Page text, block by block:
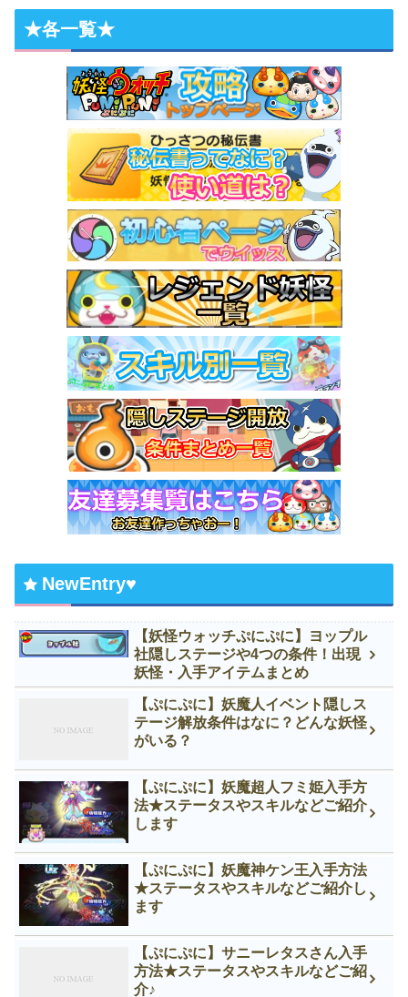
★各一覧★
NewEntry♥
【妖怪ウォッチぷにぷに】ヨップル
社隠しステージや4つの条件！出現
妖怪・入手アイテムまとめ
【ぷにぷに】妖魔人イベント隠しス
テージ解放条件はなに？どんな妖怪
がいる？
【ぷにぷに】妖魔超人フミ姫入手方
法★ステータスやスキルなどご紹介
します
【ぷにぷに】妖魔神ケン王入手方法
★ステータスやスキルなどご紹介し
ます
【ぷにぷに】サニーレタスさん入手
方法★ステータスやスキルなどご紹
介♪